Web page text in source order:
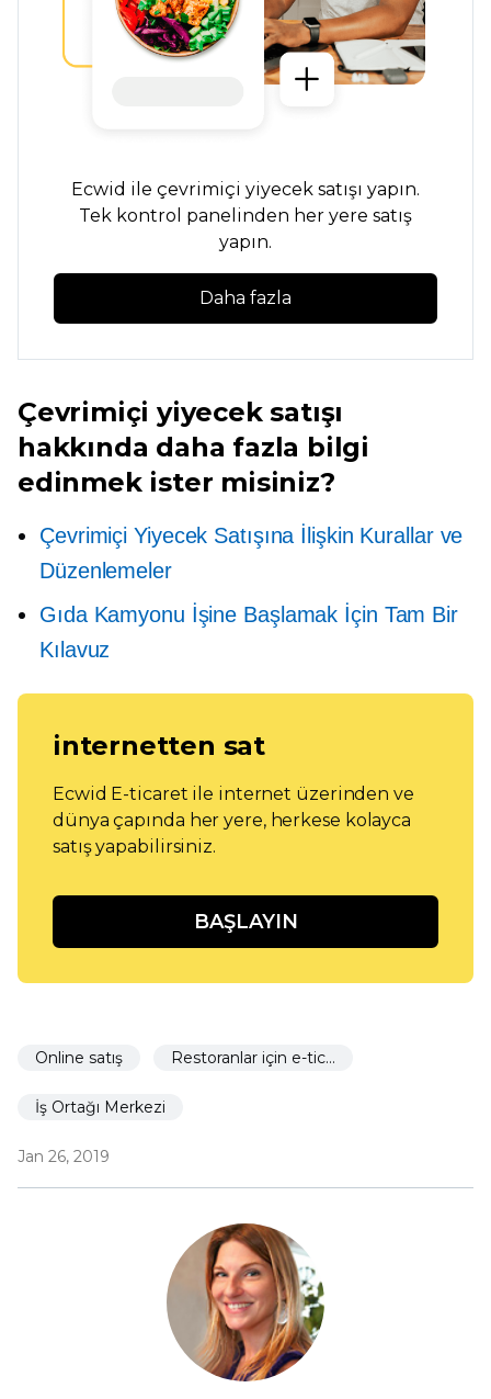
Ecwid ile çevrimiçi yiyecek satışı yapın.
Tek kontrol panelinden her yere satış
yapın.
Daha fazla
Çevrimiçi yiyecek satışı
hakkında daha fazla bilgi
edinmek ister misiniz?
Çevrimiçi Yiyecek Satışına İlişkin Kurallar ve
Düzenlemeler
Gıda Kamyonu İşine Başlamak İçin Tam Bir
Kılavuz
internetten sat
Ecwid E-ticaret ile internet üzerinden ve
dünya çapında her yere, herkese kolayca
satış yapabilirsiniz.
BAŞLAYIN
Online satış Restoranlar için e-ticaret
İş Ortağı Merkezi
Jan 26, 2019